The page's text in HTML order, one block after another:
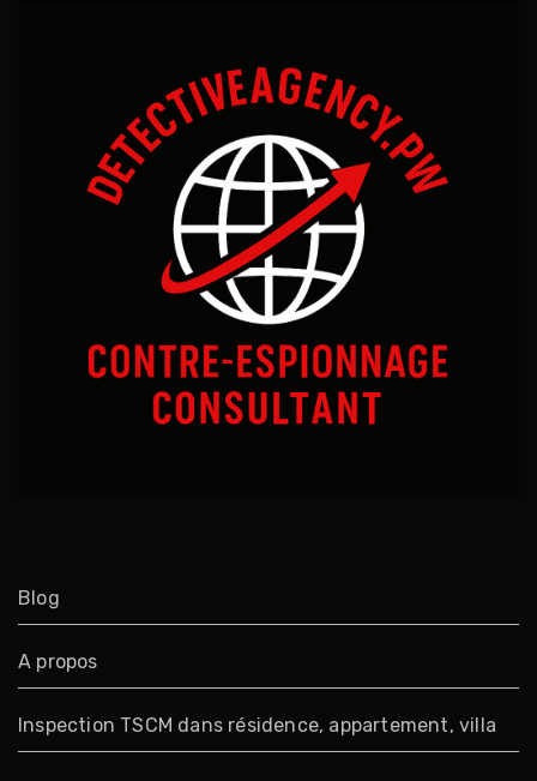
Blog
A propos
Inspection TSCM dans résidence, appartement, villa